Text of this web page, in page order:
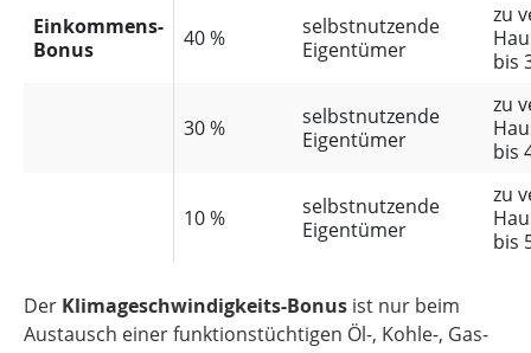
Einkommens­-
Bonus
40 %
selbstnutzende
Eigentümer
zu
bis
30 %
selbstnutzende
Eigentümer
zu
bis
10 %
selbstnutzende
Eigentümer
zu
bis
Der Klimageschwindigkeits-Bonus ist nur beim
Austausch einer funktionstüchtigen Öl-, Kohle-, Gas-